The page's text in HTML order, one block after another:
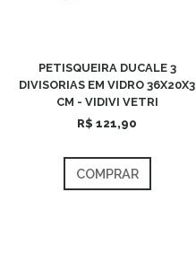
PETISQUEIRA DUCALE 3
DIVISORIAS EM VIDRO 36X20X3
CM - VIDIVI VETRI
R$ 121,90
COMPRAR